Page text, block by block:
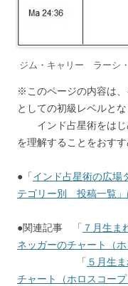
ジム・キャリー ラーシ
※このページの内容は
としての初級レベルとな
インド占星術をはじ
を理解することをおすす
●「インド占星術の広
テゴリー別 投稿一覧」
●関連記事 「 ７月生
ネッガーのチャート
「 ５月生
チャート（ホロスコ